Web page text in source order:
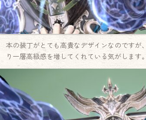
本の装丁がとても高貴なデザインなのですが
り一層高級感を増してくれている気がします。